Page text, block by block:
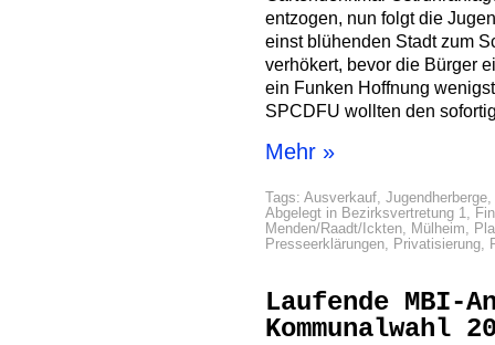
entzogen, nun folgt die
einst blühenden Stadt zum
verhökert, bevor die Bürger
ein Funken Hoffnung
SPCDFU wollten den
Mehr »
Tags: Ausverkauf, Jugendherberge,
Abgelegt in Bezirksvertretung 1,
Menden/Raadt/Ickten, Mülheim,
Presseerklärungen, Privatisierung,
Laufende MBI-
Kommunalwahl